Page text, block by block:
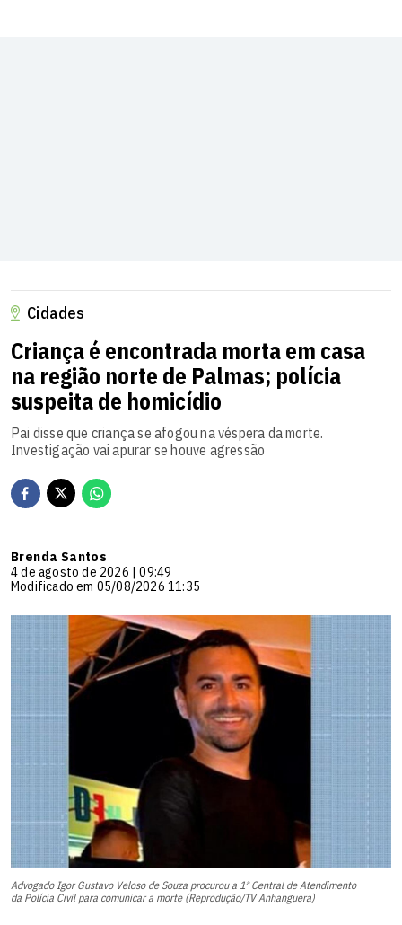
Cidades
Criança é encontrada morta em casa
na região norte de Palmas; polícia
suspeita de homicídio
Pai disse que criança se afogou na véspera da morte.
Investigação vai apurar se houve agressão
Brenda Santos
4 de agosto de 2026 | 09:49
Modificado em 05/08/2026 11:35
Advogado Igor Gustavo Veloso de Souza procurou a 1ª Central de Atendimento
da Polícia Civil para comunicar a morte (Reprodução/TV Anhanguera)